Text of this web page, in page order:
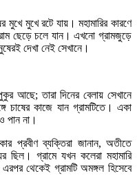
মুখে মুখে রটে যায়। মহামারির কারণে
ছেড়ে চলে যান। এখনো গ্রামজুড়ে
দেখা নেই সেখানে।
আছে; তারা দিনের বেলায় সেখানে
কাজে যান গ্রামটিতে। একা
পান না।
প্রবীণ ব্যক্তিরা জানান, অতীতে
ছিল। গ্রামে যখন কলেরা মহামারি
থেকেই গ্রামটি অমঙ্গল হিসেবে